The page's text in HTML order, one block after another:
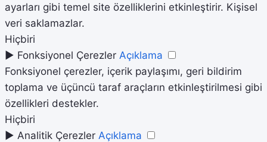
ayarları gibi temel site özelliklerini etkinleştirir. Kişisel
veri saklamazlar.
Hiçbiri
► Fonksiyonel Çerezler Açıklama
Fonksiyonel çerezler, içerik paylaşımı, geri bildirim
toplama ve üçüncü taraf araçların etkinleştirilmesi gibi
özellikleri destekler.
Hiçbiri
► Analitik Çerezler Açıklama